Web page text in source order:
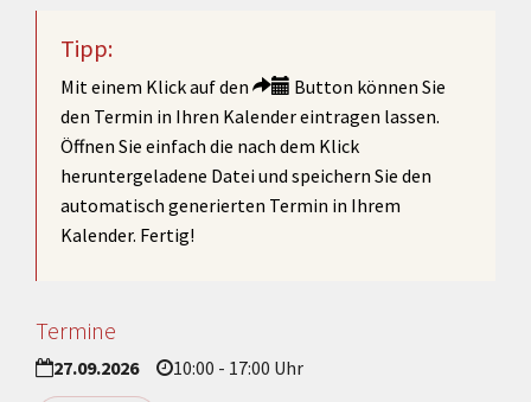
Tipp:
Mit einem Klick auf den
Button können Sie
den Termin in Ihren Kalender eintragen lassen.
Öffnen Sie einfach die nach dem Klick
heruntergeladene Datei und speichern Sie den
automatisch generierten Termin in Ihrem
Kalender. Fertig!
Termine
27.09.2026 10:00 - 17:00 Uhr